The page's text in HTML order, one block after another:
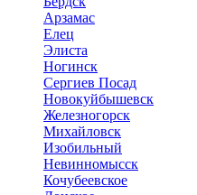
Арзамас
Елец
Элиста
Ногинск
Сергиев Посад
Новокуйбышевск
Железногорск
Михайловск
Изобильный
Невинномысск
Кочубеевское